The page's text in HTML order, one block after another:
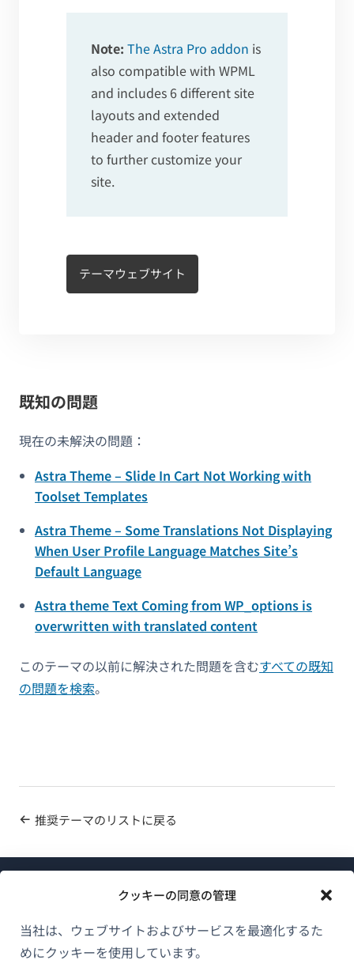
クッキーの同意の管理
当社は、ウェブサイトおよびサービスを最適化するた
めにクッキーを使用しています。
Note: The Astra Pro addon is
also compatible with WPML
and includes 6 different site
layouts and extended
header and footer features
to further customize your
site.
テーマウェブサイト
既知の問題
現在の未解決の問題：
Astra Theme – Slide In Cart Not Working with
Toolset Templates
Astra Theme – Some Translations Not Displaying
When User Profile Language Matches Site’s
Default Language
Astra theme Text Coming from WP_options is
overwritten with translated content
このテーマの以前に解決された問題を含むすべての既知
の問題を検索。
推奨テーマのリストに戻る